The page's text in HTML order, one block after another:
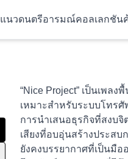
แนวดนตรีอารมณ์คอลเลกชัน
“Nice Project” เป็นเพล
เหมาะสำหรับระบบโทร
การนำเสนอธุรกิจที่สงบ
เสียงที่อบอุ่นสร้างประส
ยังคงบรรยากาศที่เป็นมือ